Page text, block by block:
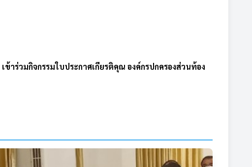
ร่วมกิจกรรมใบประกาศเกียรติคุณ องค์กรปกครองส่วนท้อง